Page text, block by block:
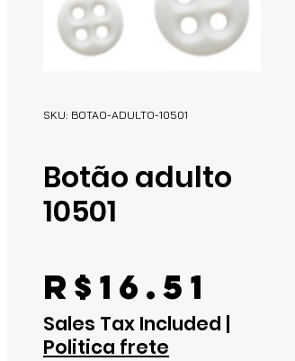
SKU: BOTAO-ADULTO-10501
Botão adulto
10501
R$16.51
Sales Tax Included |
Politica frete